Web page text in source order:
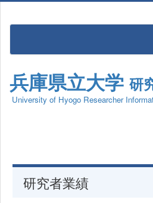
兵庫県立大学 研
University of Hyogo Researcher
研究者業績